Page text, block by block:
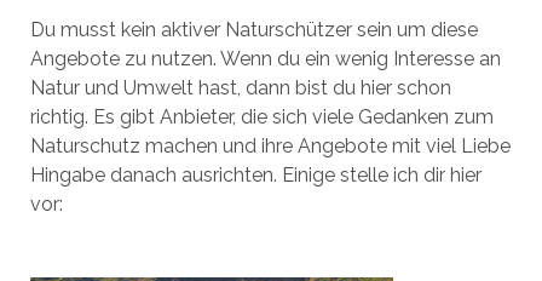
Du musst kein aktiver Naturschützer sein um diese
Angebote zu nutzen. Wenn du ein wenig Interesse an
Natur und Umwelt hast, dann bist du hier schon
richtig. Es gibt Anbieter, die sich viele Gedanken zum
Naturschutz machen und ihre Angebote mit viel Liebe
Hingabe danach ausrichten. Einige stelle ich dir hier
vor: